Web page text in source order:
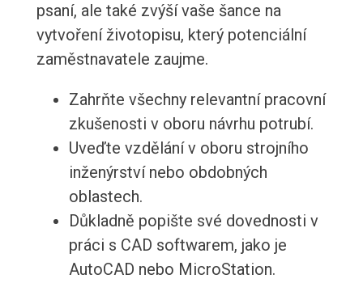
psaní, ale také zvýší vaše šance na
vytvoření životopisu, který potenciální
zaměstnavatele zaujme.
Zahrňte všechny relevantní pracovní
zkušenosti v oboru návrhu potrubí.
Uveďte vzdělání v oboru strojního
inženýrství nebo obdobných
oblastech.
Důkladně popište své dovednosti v
práci s CAD softwarem, jako je
AutoCAD nebo MicroStation.